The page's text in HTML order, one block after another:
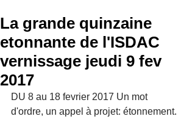
La grande quinzaine
etonnante de l'ISDAC
vernissage jeudi 9 fev
2017
DU 8 au 18 fevrier 2017 Un mot
d'ordre, un appel à projet: étonnement.